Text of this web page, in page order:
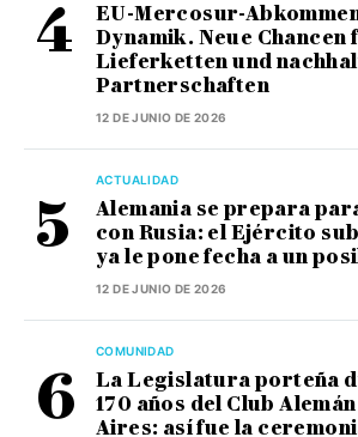
EU-Mercosur-
Dynamik. Neue Chancen
Lieferketten und
Partnerschaften
12 DE JUNIO DE 2026
ACTUALIDAD
Alemania se prepara
con Rusia: el Ejército
ya le pone fecha a un
12 DE JUNIO DE 2026
COMUNIDAD
La Legislatura porteña
170 años del Club
Aires: así fue la